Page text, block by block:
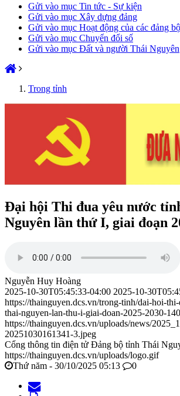
Gửi vào mục Tin tức - Sự kiện
Gửi vào mục Xây dựng đảng
Gửi vào mục Hoạt động của các đảng bộ
Gửi vào mục Chuyển đổi số
Gửi vào mục Đất và người Thái Nguyên
Trong tỉnh
Đại hội Thi đua yêu nước
Nguyên lần thứ I, giai đoạn
Nguyễn Huy Hoàng
2025-10-30T05:45:33-04:00 2025-10-
https://thainguyen.dcs.vn/trong-tinh/dai-hoi-
thai-nguyen-lan-thu-i-giai-doan-2025-2030-
https://thainguyen.dcs.vn/uploads/news/
20251030161341-3.jpeg
Cổng thông tin điện tử Đảng bộ tỉnh Thái
https://thainguyen.dcs.vn/uploads/logo.gif
Thứ năm - 30/10/2025 05:13
0